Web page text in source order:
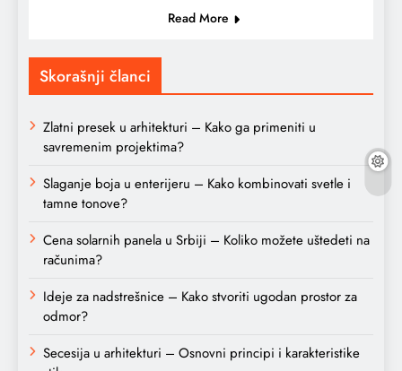
Read More
Skorašnji članci
Zlatni presek u arhitekturi – Kako ga primeniti u
savremenim projektima?
Slaganje boja u enterijeru – Kako kombinovati svetle i
tamne tonove?
Cena solarnih panela u Srbiji – Koliko možete uštedeti na
računima?
Ideje za nadstrešnice – Kako stvoriti ugodan prostor za
odmor?
Secesija u arhitekturi – Osnovni principi i karakteristike